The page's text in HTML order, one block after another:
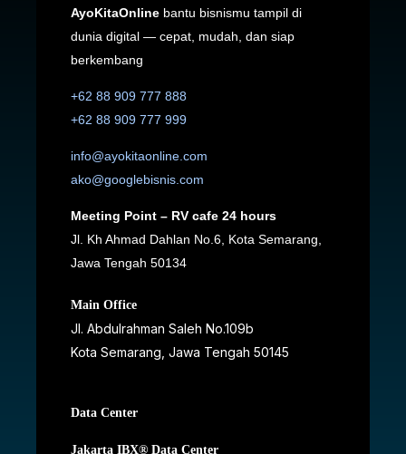
AyoKitaOnlinebantu bisnismu tampil di
dunia digital — cepat, mudah, dan siap
berkembang
+62 88 909 777 888
+62 88 909 777 999
info@ayokitaonline.com
ako@googlebisnis.com
Meeting Point – RV cafe 24 hours
Jl. Kh Ahmad Dahlan No.6, Kota Semarang,
Jawa Tengah 50134
Main Office
Jl. Abdulrahman Saleh No.109b
Kota Semarang, Jawa Tengah 50145
Data Center
Jakarta IBX® Data Center